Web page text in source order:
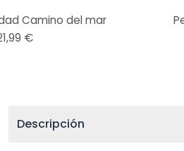
Camino del mar
€
Descripción